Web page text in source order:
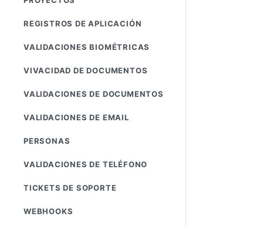
REGISTROS DE APLICACIÓN
VALIDACIONES BIOMÉTRICAS
VIVACIDAD DE DOCUMENTOS
VALIDACIONES DE DOCUMENTOS
VALIDACIONES DE EMAIL
PERSONAS
VALIDACIONES DE TELÉFONO
TICKETS DE SOPORTE
WEBHOOKS